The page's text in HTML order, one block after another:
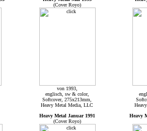
(Cover Royo)
von 1993,
englisch, sw & color,
Softcover, 275x213mm,
Heavy Metal Media, LLC
Heavy Metal Januar 1991
(Cover Royo)
Heavy